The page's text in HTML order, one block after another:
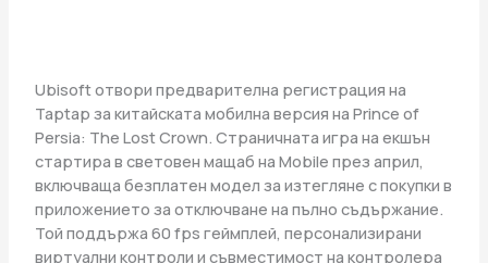
Ubisoft отвори предварителна регистрация на
Taptap за китайската мобилна версия на Prince of
Persia: The Lost Crown. Страничната игра на екшън
стартира в световен мащаб на Mobile през април,
включваща безплатен модел за изтегляне с покупки в
приложението за отключване на пълно съдържание.
Той поддържа 60 fps геймплей, персонализирани
виртуални контроли и съвместимост на контролера